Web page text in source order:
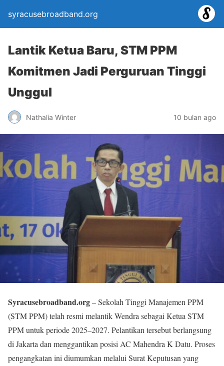
syracusebroadband.org
Lantik Ketua Baru, STM PPM
Komitmen Jadi Perguruan Tinggi
Unggul
Nathalia Winter 10 bulan ago
Syracusebroadband.org– Sekolah Tinggi Manajemen PPM
(STM PPM) telah resmi melantik Wendra sebagai Ketua STM
PPM untuk periode 2025–2027. Pelantikan tersebut berlangsung
di Jakarta dan menggantikan posisi AC Mahendra K Datu. Proses
pengangkatan ini diumumkan melalui Surat Keputusan yang